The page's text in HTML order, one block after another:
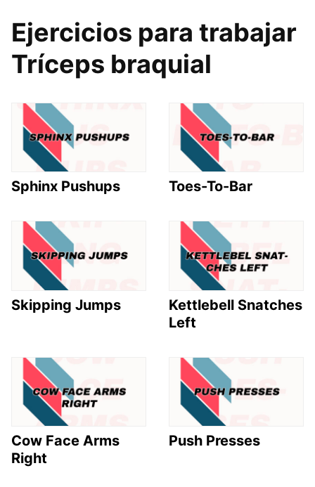
Ejercicios para trabajar
Tríceps braquial
Sphinx Pushups Toes-To-Bar
Skipping Jumps
Kettlebell Snatches
Left
Cow Face Arms
Right
Push Presses